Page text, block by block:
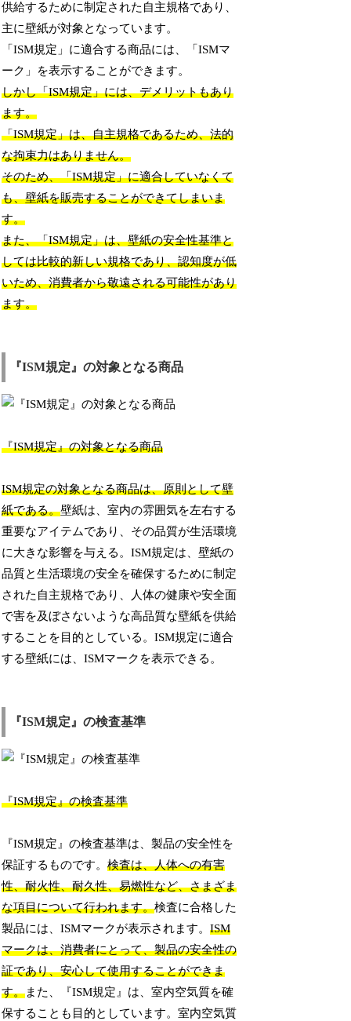
供給するために制定された自主規格であり、
主に壁紙が対象となっています。
「ISM規定」に適合する商品には、「ISMマ
ーク」を表示することができます。
しかし「ISM規定」には、デメリットもあり
ます。
「ISM規定」は、自主規格であるため、法的
な拘束力はありません。
そのため、「ISM規定」に適合していなくて
も、壁紙を販売することができてしまいま
す。
また、「ISM規定」は、壁紙の安全性基準と
しては比較的新しい規格であり、認知度が低
いため、消費者から敬遠される可能性があり
ます。
『ISM規定』の対象となる商品
『ISM規定』の対象となる商品
ISM規定の対象となる商品は、原則として壁
紙である。壁紙は、室内の雰囲気を左右する
重要なアイテムであり、その品質が生活環境
に大きな影響を与える。ISM規定は、壁紙の
品質と生活環境の安全を確保するために制定
された自主規格であり、人体の健康や安全面
で害を及ぼさないような高品質な壁紙を供給
することを目的としている。ISM規定に適合
する壁紙には、ISMマークを表示できる。
『ISM規定』の検査基準
『ISM規定』の検査基準
『ISM規定』の検査基準は、製品の安全性を
保証するものです。検査は、人体への有害
性、耐火性、耐久性、易燃性など、さまざま
な項目について行われます。検査に合格した
製品には、ISMマークが表示されます。ISM
マークは、消費者にとって、製品の安全性の
証であり、安心して使用することができま
す。また、『ISM規定』は、室内空気質を確
保することも目的としています。室内空気質